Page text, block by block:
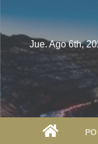
Jue. Ago 6th,